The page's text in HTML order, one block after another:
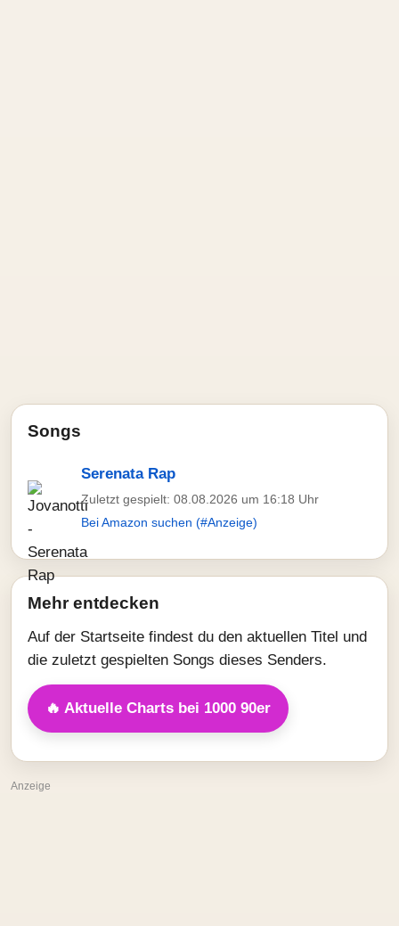
Songs
Serenata Rap
Zuletzt gespielt: 08.08.2026 um 16:18 Uhr
Bei Amazon suchen (#Anzeige)
Mehr entdecken
Auf der Startseite findest du den aktuellen Titel und
die zuletzt gespielten Songs dieses Senders.
🔥 Aktuelle Charts bei 1000 90er
Anzeige